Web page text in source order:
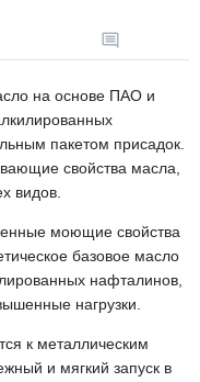
на основе ПАО и
пакетом присадок.
свойства масла,
видов.
моющие свойства
базовое масло
нафталинов,
нагрузки.
к металлическим
и мягкий запуск в